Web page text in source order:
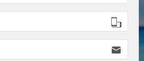

